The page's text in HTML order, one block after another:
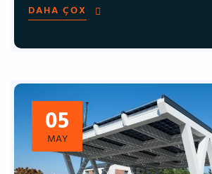
DAHA ÇOX
05
MAY